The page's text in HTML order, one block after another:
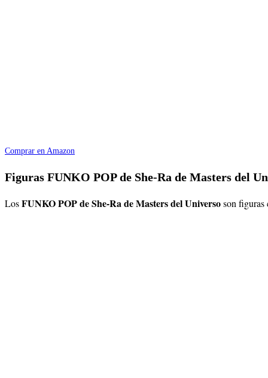
Comprar en Amazon
Figuras FUNKO POP de She-Ra de Masters del
LosFUNKO POP deShe-Rade Masters del Universoson figuras